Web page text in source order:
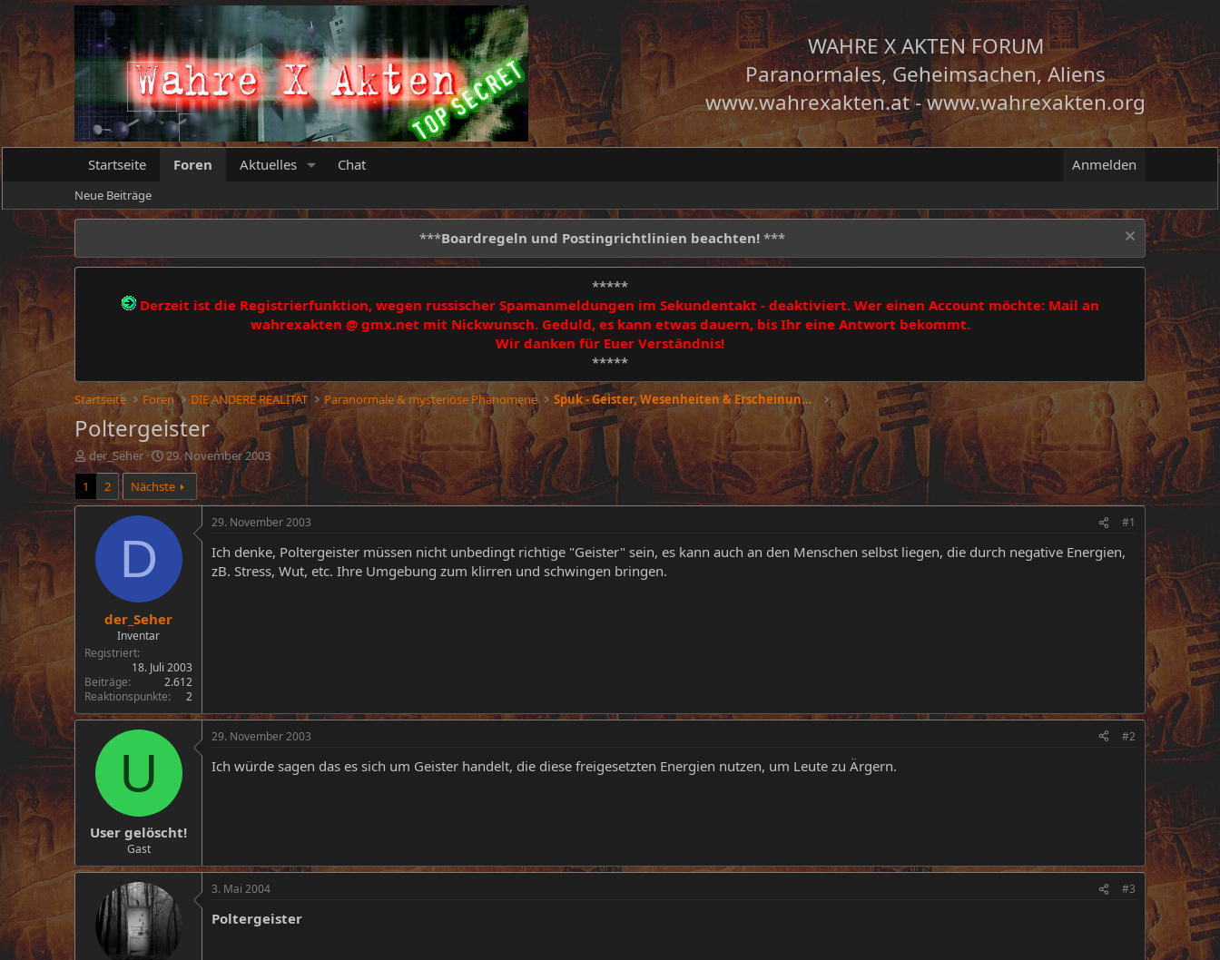
WAHRE X AKTEN FORUM
Paranormales, Geheimsachen, Aliens
www.wahrexakten.at-www.wahrexakten.org
Startseite Foren Aktuelles Chat Anmelden
Neue Beiträge
***Boardregeln und Postingrichtlinien beachten! ***
*****
Derzeit ist die Registrierfunktion, wegen russischer Spamanmeldungen im Sekundentakt - deaktiviert. Wer einen Account möchte: Mail an
wahrexakten @ gmx.net mit Nickwunsch. Geduld, es kann etwas dauern, bis Ihr eine Antwort bekommt.
Wir danken für Euer Verständnis!
*****
Startseite Foren DIE ANDERE REALITÄT Paranormale & mysteriöse Phänomene Spuk - Geister, Wesenheiten & Erscheinungen
Poltergeister
E
r
t
der_Seher
E
r
s
t
a
29. November 2003
1
2 Nächste
D
der_Seher
Inventar
Registriert
18. Juli 2003
Beiträge
2.612
Reaktionspunkte
2
29. November 2003 #1
Ich denke, Poltergeister müssen nicht unbedingt richtige "Geister" sein, es kann auch an den Menschen selbst liegen, die durch negative Energien,
zB. Stress, Wut, etc. Ihre Umgebung zum klirren und schwingen bringen.
U
User gelöscht!
Gast
29. November 2003 #2
Ich würde sagen das es sich um Geister handelt, die diese freigesetzten Energien nutzen, um Leute zu Ärgern.
3. Mai 2004 #3
Poltergeister